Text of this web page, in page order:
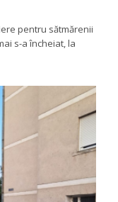
pentru sătmărenii
s-a încheiat, la